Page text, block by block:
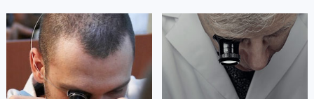
江西省萍乡市安源区萍安北大道与康庄路交叉口天梭售后服务中心（需提前预约）
江西省上饶市信州区滨江西路天梭售后服务中心（需提前预约）
江西省新余市渝水区北湖西路天梭售后服务中心（需提前预约）
江西省宜春市袁州区中山中路天梭售后服务中心（需提前预约）
江西省鹰潭市月湖区胜利东路天梭售后服务中心（需提前预约）
艾德琳·亚历桑德拉
资深天梭技师
是天梭售后维修服务中心
(天梭维修保养中心)
的高级技师之一
Guangzhou Tissot Maintain center
艾莉森·安吉莉亚
资深天梭技师
是天梭售后维修服务中心
(天梭维修保养中心)
的高级技师之一
Shenzhen Tissot Maintain center